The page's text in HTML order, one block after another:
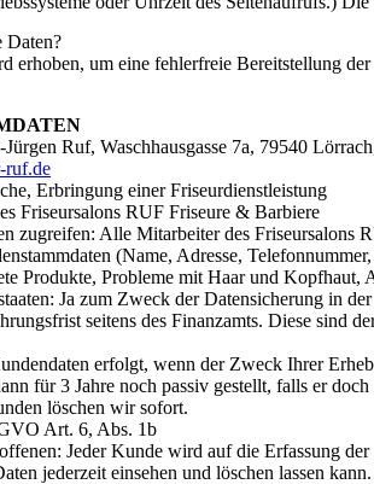
Daten?
erhoben, um eine fehlerfreie Bereitstellung
Ruf, Waschhausgasse 7a, 79540
ruf.de
Erbringung einer Friseurdienstleistung
Friseursalons RUF Friseure & Barbiere
zugreifen: Alle Mitarbeiter des Friseursalons
(Name, Adresse,
Produkte, Probleme mit Haar und Kopfhaut,
Ja zum Zweck der Datensicherung in
seitens des Finanzamts. Diese sind
erfolgt, wenn der Zweck Ihrer
für 3 Jahre noch passiv gestellt, falls er
löschen wir sofort.
Art. 6, Abs. 1b
Jeder Kunde wird auf die Erfassung
jederzeit einsehen und löschen lassen kann.